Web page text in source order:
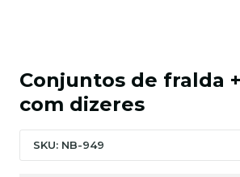
Conjuntos de fralda
com dizeres
SKU: NB-949